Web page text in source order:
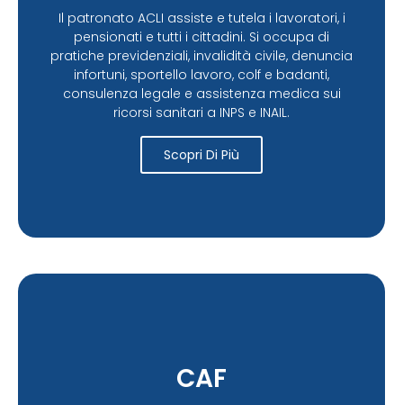
Il patronato ACLI assiste e tutela i lavoratori, i
pensionati e tutti i cittadini. Si occupa di
pratiche previdenziali, invalidità civile, denuncia
infortuni, sportello lavoro, colf e badanti,
consulenza legale e assistenza medica sui
ricorsi sanitari a INPS e INAIL.
Scopri Di Più
CAF